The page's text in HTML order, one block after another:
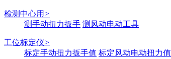
检测中心用 >
测手动扭力扳手 测风动电动工具
工位标定仪>
标定手动扭力扳手值 标定风动电动扭力值